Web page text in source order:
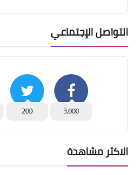
التواصل الإجتماعي
3,000
200
الاكثر مشاهدة